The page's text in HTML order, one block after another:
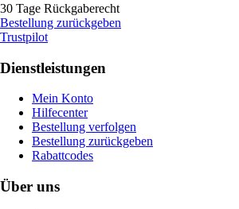
30 Tage Rückgaberecht
Bestellung zurückgeben
Trustpilot
Dienstleistungen
Mein Konto
Hilfecenter
Bestellung verfolgen
Bestellung zurückgeben
Rabattcodes
Über uns